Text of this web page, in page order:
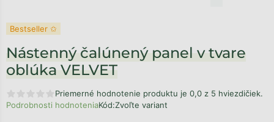
Bestseller ✩
Nástenný čalúnený panel v tvare
oblúka VELVET
Priemerné hodnotenie produktu je 0,0 z 5 hviezdičiek.
Podrobnosti hodnoteniaKód:Zvoľte variant